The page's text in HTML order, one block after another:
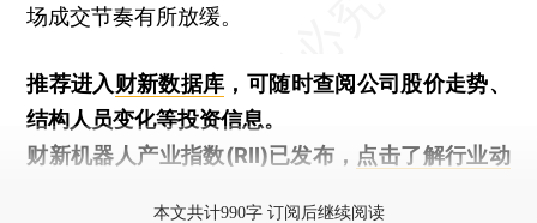
场成交节奏有所放缓。
推荐进入财新数据库 ，可随时查阅公司股价走势、
结构人员变化等投资信息。
财新机器人产业指数(RII)已发布， 点击了解行业动
本文共计990字 订阅后继续阅读